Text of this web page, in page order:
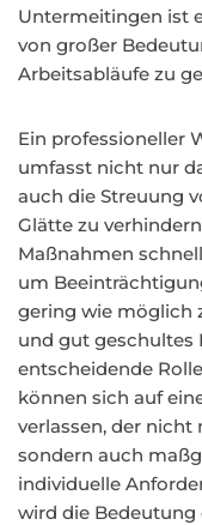
Untermeitingen ist
von großer
Arbeitsabläufe zu
Ein professioneller
umfasst nicht nur
auch die Streuung
Glätte zu
Maßnahmen
um
gering wie möglich
und gut geschultes
entscheidende
können sich auf
verlassen, der
sondern auch
individuelle
wird die Bedeutung